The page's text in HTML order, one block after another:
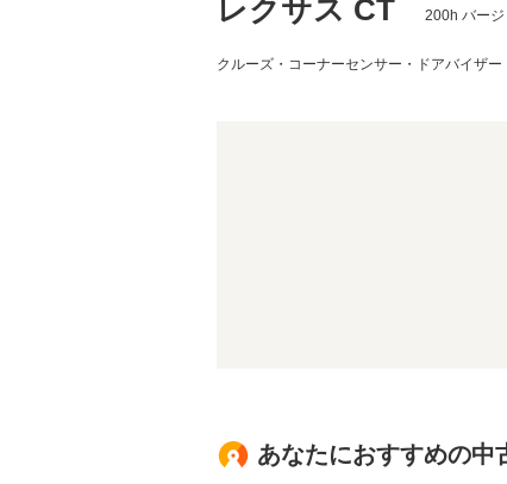
レクサス CT 200h バー
クルーズ・コーナーセンサー・ドアバイザ
あなたにおすすめの中